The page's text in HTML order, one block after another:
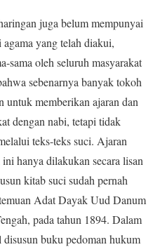
juga belum mempunyai
yang telah diakui,
sama oleh seluruh masyarakat
sebenarnya banyak tokoh
memberikan ajaran dan
dengan nabi, tetapi tidak
teks-teks suci. Ajaran
hanya dilakukan secara lisan
kitab suci sudah pernah
Adat Dayak Uud Danum
pada tahun 1894. Dalam
disusun buku pedoman hukum